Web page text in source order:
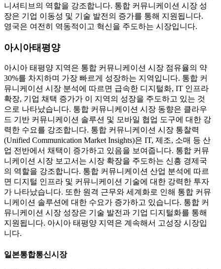
니셔티브의 역할을 강조합니다. 통합 커뮤니케이션 시장 성
장은 기업 이동성 및 기술 발전의 증가를 통해 지원됩니다.
영국은 여전히 ​​역동적이고 혁신을 주도하는 시장입니다.
아시아태평양
아시아 태평양 지역은 통합 커뮤니케이션 시장 점유율의 약
30%를 차지하며 가장 빠르게 성장하는 지역입니다. 통합 커
뮤니케이션 시장 분석에 따르면 급속한 디지털화, IT 인프라
확장, 기업 채택 증가가 이 지역의 성장을 주도하고 있는 것
으로 나타났습니다. 통합 커뮤니케이션 시장 동향은 클라우
드 기반 커뮤니케이션 솔루션 및 모바일 협업 도구에 대한 강
력한 수요를 강조합니다. 통합 커뮤니케이션 시장 통찰력
(Unified Communication Market Insights)은 IT, 제조, 소매 등 산
업 전반에서 채택이 증가하고 있음을 보여줍니다. 통합 커뮤
니케이션 시장 보고서는 시장 확장을 주도하는 신흥 경제국
의 역할을 강조합니다. 통합 커뮤니케이션 산업 분석에 따르
면 디지털 인프라 및 커뮤니케이션 기술에 대한 강력한 투자
가 나타났습니다. 또한 원격 근무와 세계화로 인해 통합 커뮤
니케이션 솔루션에 대한 수요가 증가하고 있습니다. 통합 커
뮤니케이션 시장 성장은 기술 발전과 기업 디지털화를 통해
지원됩니다. 아시아 태평양 지역은 계속해서 고성장 시장입
니다.
일본통합통신시장